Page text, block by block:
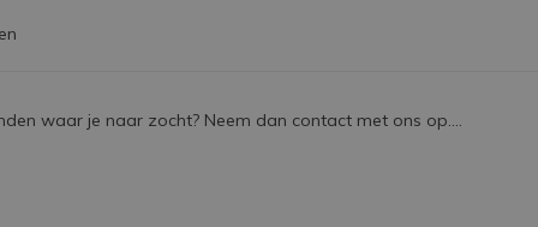
waar je naar zocht? Neem dan contact met ons op....